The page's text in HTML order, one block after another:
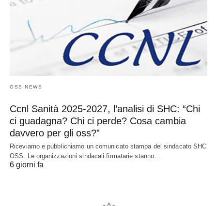
OSS NEWS
Ccnl Sanità 2025-2027, l’analisi di SHC: “Chi
ci guadagna? Chi ci perde? Cosa cambia
davvero per gli oss?”
Riceviamo e pubblichiamo un comunicato stampa del sindacato SHC
OSS. Le organizzazioni sindacali firmatarie stanno…
6 giorni fa